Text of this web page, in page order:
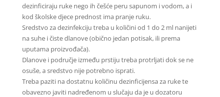
dezinficiraju ruke nego ih češće peru sapunom i vodom, a i
kod školske djece prednost ima pranje ruku.
Sredstvo za dezinfekciju treba u količini od 1 do 2 ml nanijeti
na suhe i čiste dlanove (obično jedan potisak, ili prema
uputama proizvođača).
Dlanove i područje između prstiju treba protrljati dok se ne
osuše, a sredstvo nije potrebno isprati.
Treba paziti na dostatnu količinu dezinficijensa za ruke te
obavezno javiti nadređenom u slučaju da je u dozatoru